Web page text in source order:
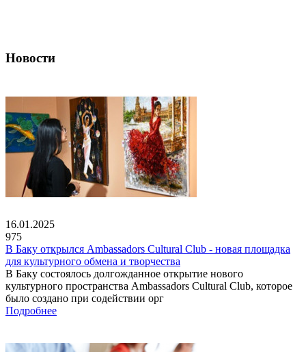
Новости
16.01.2025
975
В Баку открылся Ambassadors Cultural Club - новая площадка
для культурного обмена и творчества
В Баку состоялось долгожданное открытие нового
культурного пространства Ambassadors Cultural Club, которое
было создано при содействии орг
Подробнее